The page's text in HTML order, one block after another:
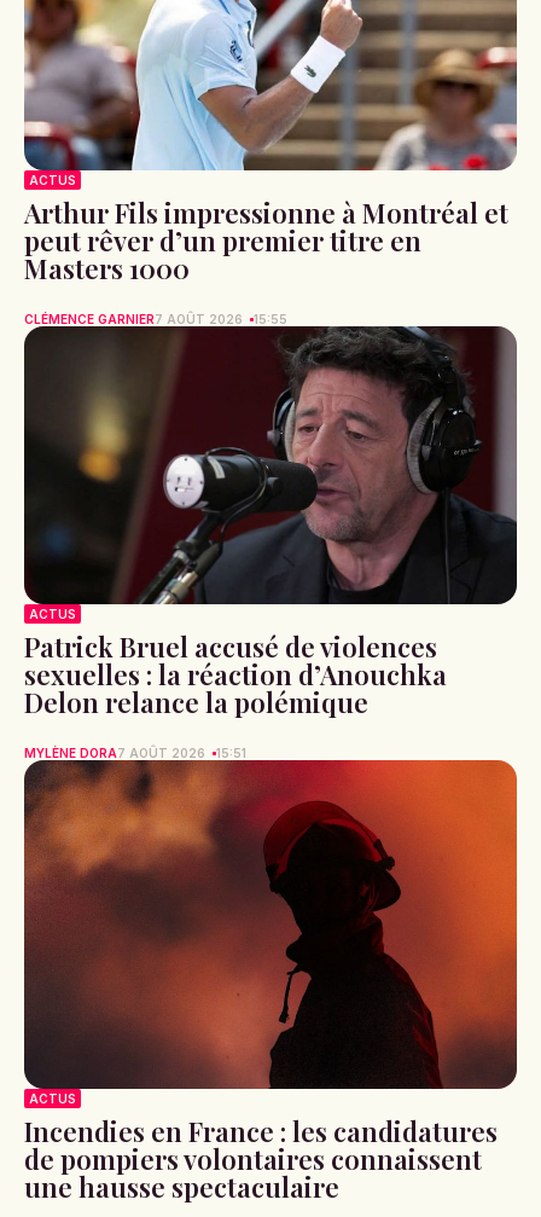
ACTUS
Arthur Fils impressionne à Montréal et
peut rêver d’un premier titre en
Masters 1000
CLÉMENCE GARNIER7 AOÛT 2026 15:55
ACTUS
Patrick Bruel accusé de violences
sexuelles : la réaction d’Anouchka
Delon relance la polémique
MYLÈNE DORA7 AOÛT 2026 15:51
ACTUS
Incendies en France : les candidatures
de pompiers volontaires connaissent
une hausse spectaculaire